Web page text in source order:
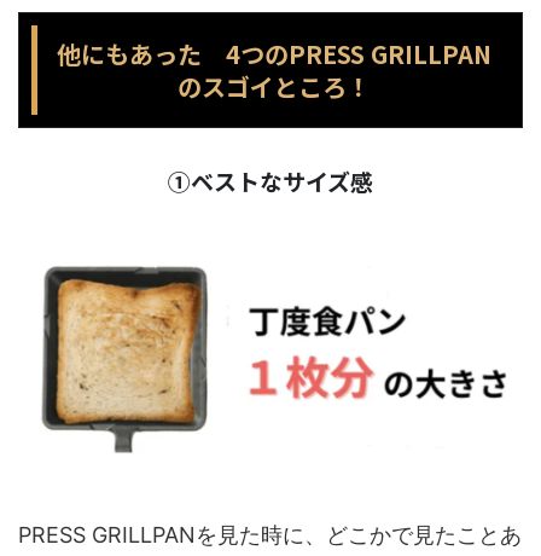
他にもあった 4つのPRESS GRILLPAN
のスゴイところ！
①ベストなサイズ感
PRESS GRILLPANを見た時に、どこかで見たことあ